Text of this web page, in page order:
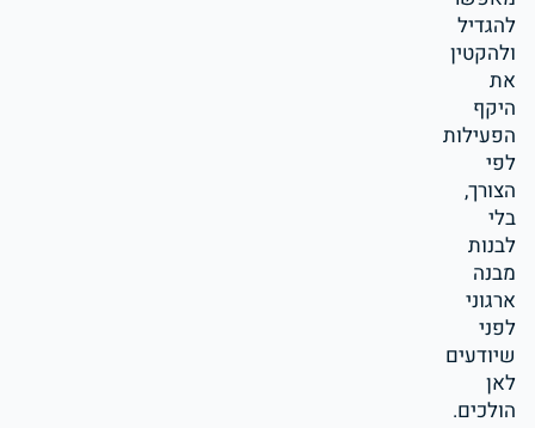
להגדיל
ולהקטין
את
היקף
הפעילות
לפי
הצורך,
בלי
לבנות
מבנה
ארגוני
לפני
שיודעים
לאן
הולכים.